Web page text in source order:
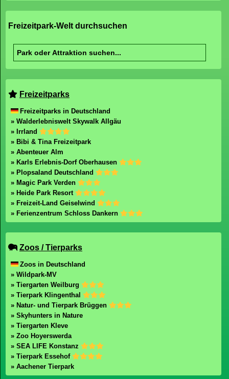
Freizeitpark-Welt durchsuchen
Freizeitparks
Freizeitparks in Deutschland
» Walderlebniswelt Skywalk Allgäu
» Irrland
» Bibi & Tina Freizeitpark
» Abenteuer Alm
» Karls Erlebnis-Dorf Oberhausen
» Plopsaland Deutschland
» Magic Park Verden
» Heide Park Resort
» Freizeit-Land Geiselwind
» Ferienzentrum Schloss Dankern
Zoos / Tierparks
Zoos in Deutschland
» Wildpark-MV
» Tiergarten Weilburg
» Tierpark Klingenthal
» Natur- und Tierpark Brüggen
» Skyhunters in Nature
» Tiergarten Kleve
» Zoo Hoyerswerda
» SEA LIFE Konstanz
» Tierpark Essehof
» Aachener Tierpark